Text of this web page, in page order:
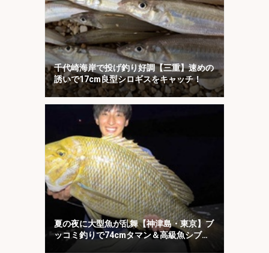
千代崎海岸で投げ釣り好調【三重】速めの
誘いで17cm良型シロギスをキャッチ！
夏の夜に大型魚が乱舞【神津島・東京】ブ
ッコミ釣りで74cmタマン＆高級魚シブダ